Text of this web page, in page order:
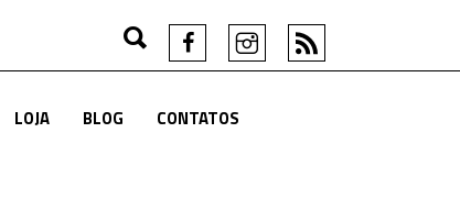
LOJA BLOG CONTATOS